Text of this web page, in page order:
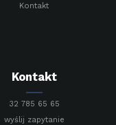
Kontakt
Kontakt
32 785 65 65
wyślij zapytanie